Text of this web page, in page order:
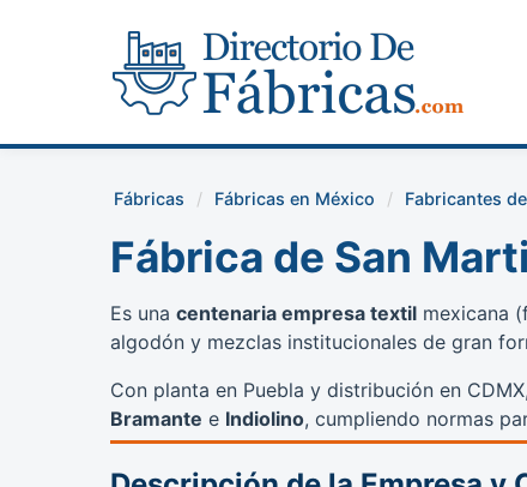
Fábricas Fábricas en México Fabricantes
Fábrica de San
Es una centenaria empresa textil mexicana
algodón y mezclas institucionales de gran
Con planta en Puebla y distribución en
Bramante e Indiolino, cumpliendo normas